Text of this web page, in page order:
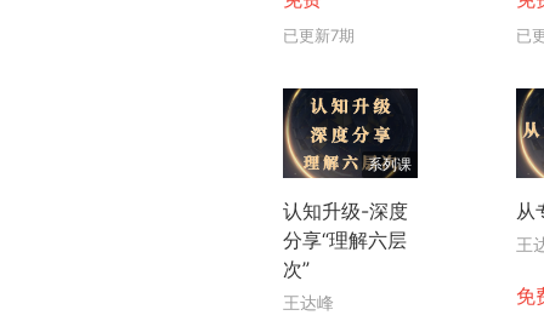
已更新7期 已
系列课
认知升级-深度
分享“理解六层
次”
王达峰
从
王
免